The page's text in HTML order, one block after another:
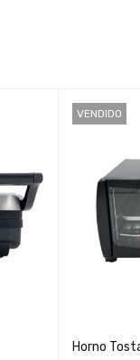
VENDIDO
Horno